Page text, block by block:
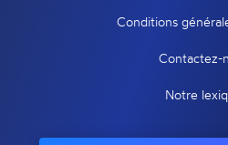
Conditions
Contactez-
Notre